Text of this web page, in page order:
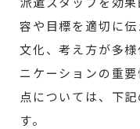
派遣スタッフを効
容や目標を適切に
文化、考え方が多
ニケーションの重
点については、下
す。